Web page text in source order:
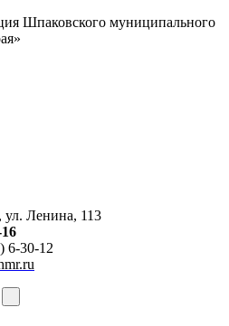
Шпаковского муниципального
Ленина, 113
6-30-12